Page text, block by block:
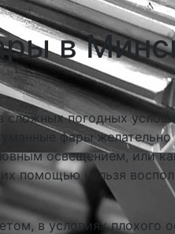
в
погодных
фары
освещением, или
помощью нельзя
в условиях плохого